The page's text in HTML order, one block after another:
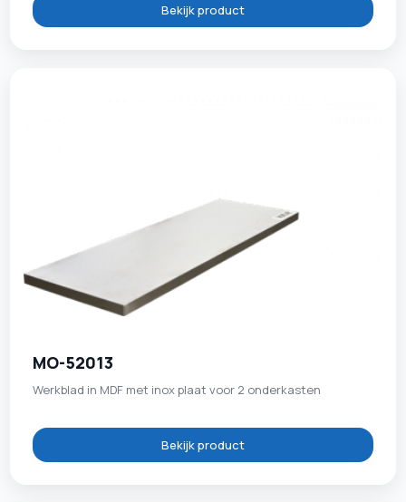
Bekijk product
MO-52013
Werkblad in MDF met inox plaat voor 2 onderkasten
Bekijk product